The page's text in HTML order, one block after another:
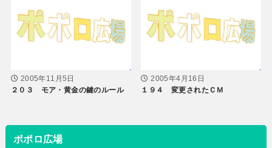
2005年11月5日
２０３ モア・黄金の鍵のルール
2005年4月16日
１９４ 変更されたＣＭ
ポポロ広場